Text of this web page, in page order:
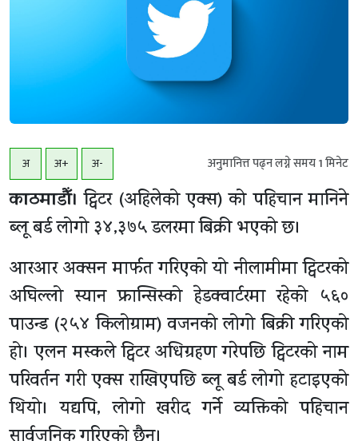
अ अ+ अ- अनुमानित्त पढ्न लग्ने समय1मिनेट
काठमाडौँ। ट्विटर (अहिलेको एक्स) को पहिचान मानिने
ब्लू बर्ड लोगो ३४,३७५ डलरमा बिक्री भएको छ।
आरआर अक्सन मार्फत गरिएको यो नीलामीमा ट्विटरको
अघिल्लो स्यान फ्रान्सिस्को हेडक्वार्टरमा रहेको ५६०
पाउन्ड (२५४ किलोग्राम) वजनको लोगो बिक्री गरिएको
हो। एलन मस्कले ट्विटर अधिग्रहण गरेपछि ट्विटरको नाम
परिवर्तन गरी एक्स राखिएपछि ब्लू बर्ड लोगो हटाइएको
थियो। यद्यपि, लोगो खरीद गर्ने व्यक्तिको पहिचान